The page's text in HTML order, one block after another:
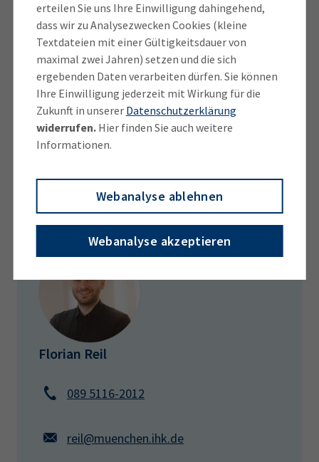
erteilen Sie uns Ihre Einwilligung dahingehend,
dass wir zu Analysezwecken Cookies (kleine
Textdateien mit einer Gültigkeitsdauer von
maximal zwei Jahren) setzen und die sich
ergebenden Daten verarbeiten dürfen. Sie können
Ihre Einwilligung jederzeit mit Wirkung für die
Zukunft in unserer Datenschutzerklärung
widerrufen.Hier finden Sie auch weitere
Informationen.
Webanalyse ablehnen
Webanalyse akzeptieren
und Verkäufer, Fachinformatikerinnen und
Fachinformatiker sowie die Bankkaufleute. Es gibt
mehr als 200 verschiedene IHK-Berufe, in denen
junge Erwachsene eine Ausbildung absolvieren
können.
Die IHK steht ‎für rund 60 Prozent aller
Ausbildungsverhältnisse in der dualen
Ansprechpartner Pressestelle
Florian Reil
089 5116-2012
reil@muenchen.ihk.de